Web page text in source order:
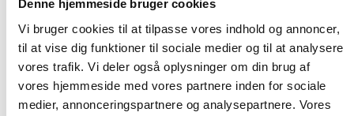
Denne hjemmeside bruger cookies
Vi bruger cookies til at tilpasse vores indhold og annoncer,
til at vise dig funktioner til sociale medier og til at analysere
vores trafik. Vi deler også oplysninger om din brug af
vores hjemmeside med vores partnere inden for sociale
medier, annonceringspartnere og analysepartnere. Vores
DKK 699,00
Vælg muligheder
DKK 699,00 u. moms
Vælg muligheder